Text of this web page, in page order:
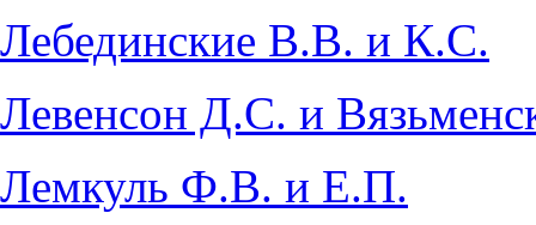
Лебединские В.В. и К.С.
Левенсон Д.С. и
Лемкуль Ф.В. и Е.П.